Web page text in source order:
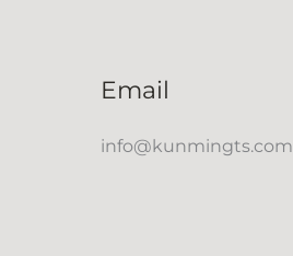
Email
info@kunmingts.com